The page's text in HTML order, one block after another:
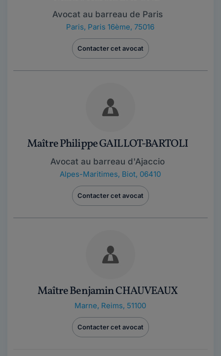
Avocat au barreau de Paris
Paris, Paris 16ème, 75016
Contacter cet avocat
Maître Philippe GAILLOT-BARTOLI
Avocat au barreau d'Ajaccio
Alpes-Maritimes, Biot, 06410
Contacter cet avocat
Maître Benjamin CHAUVEAUX
Marne, Reims, 51100
Contacter cet avocat